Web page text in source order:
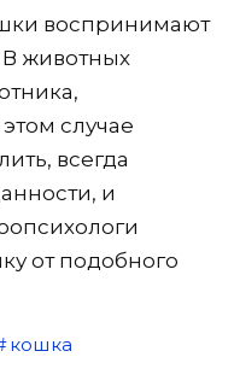
воспринимают
В животных
случае
всегда
и
от подобного
кошка